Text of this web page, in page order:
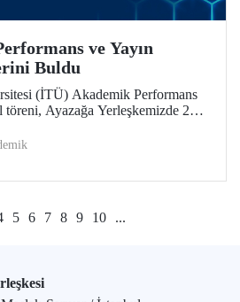
ve Yayın
Buldu
(İTÜ) Akademik Performans
töreni, Ayazağa Yerleşkemizde 22
5 6 7 8 9 10 ...